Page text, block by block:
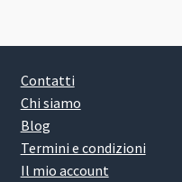
Contatti
Chi siamo
Blog
Termini e condizioni
Il mio account